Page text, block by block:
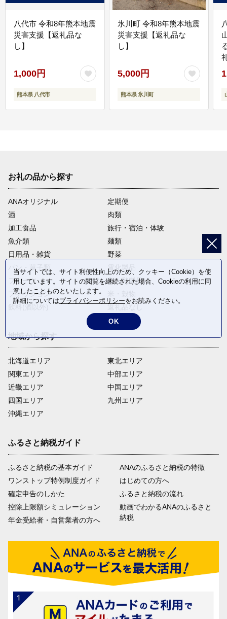
八代市 令和8年熊本地震
災害支援【返礼品な
し】
1,000円
熊本県 八代市
氷川町 令和8年熊本地震
災害支援【返礼品な
し】
5,000円
熊本県 氷川町
お礼の品から探す
ANAオリジナル
定期便
酒
肉類
加工食品
旅行・宿泊・体験
魚介類
麺類
日用品・雑貨
野菜
パン・菓子類
電化製品
フルーツ
卵・乳製品
ファッション
地域から探す
北海道エリア
関東エリア
近畿エリア
四国エリア
沖縄エリア
東北エリア
中部エリア
中国エリア
九州エリア
ふるさと納税ガイド
ふるさと納税の基本ガイド
ワンストップ特例制度ガイド
確定申告のしかた
控除上限額シミュレーション
年金受給者・自営業者の方へ
ANAのふるさと納税の特徴
はじめての方へ
ふるさと納税の流れ
動画でわかるANAのふるさと
納税
当サイトでは、サイト利便性向上のため、クッキー（Cookie）を使
用しています。サイトの閲覧を継続された場合、Cookieの利用に同
意したことものといたします。
詳細についてはプライバシーポリシーをお読みください。
OK